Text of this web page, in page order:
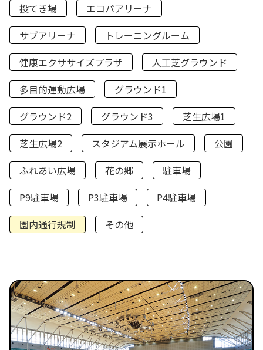
投てき場
エコパアリーナ
サブアリーナ
トレーニングルーム
健康エクササイズプラザ
人工芝グラウンド
多目的運動広場
グラウンド1
グラウンド2
グラウンド3
芝生広場1
芝生広場2
スタジアム展示ホール
公園
ふれあい広場
花の郷
駐車場
P9駐車場
P3駐車場
P4駐車場
園内通行規制
その他